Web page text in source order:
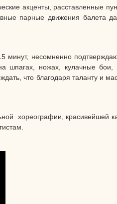
акценты, расставленные
парные движения балета
минут, несомненно
шпагах, ножах, кулачные бои,
что благодаря таланту и
хореографии, красивейшей